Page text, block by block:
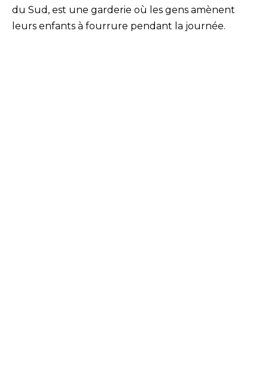
du Sud, est une garderie où les gens amènent
leurs enfants à fourrure pendant la journée.